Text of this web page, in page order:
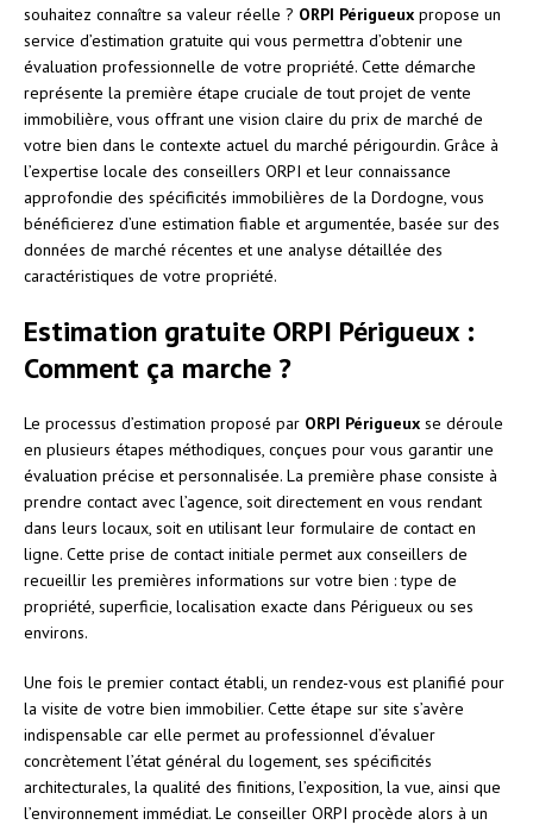
souhaitez connaître sa valeur réelle ? ORPI Périgueux propose un
service d’estimation gratuite qui vous permettra d’obtenir une
évaluation professionnelle de votre propriété. Cette démarche
représente la première étape cruciale de tout projet de vente
immobilière, vous offrant une vision claire du prix de marché de
votre bien dans le contexte actuel du marché périgourdin. Grâce à
l’expertise locale des conseillers ORPI et leur connaissance
approfondie des spécificités immobilières de la Dordogne, vous
bénéficierez d’une estimation fiable et argumentée, basée sur des
données de marché récentes et une analyse détaillée des
caractéristiques de votre propriété.
Estimation gratuite ORPI Périgueux :
Comment ça marche ?
Le processus d’estimation proposé par ORPI Périgueux se déroule
en plusieurs étapes méthodiques, conçues pour vous garantir une
évaluation précise et personnalisée. La première phase consiste à
prendre contact avec l’agence, soit directement en vous rendant
dans leurs locaux, soit en utilisant leur formulaire de contact en
ligne. Cette prise de contact initiale permet aux conseillers de
recueillir les premières informations sur votre bien : type de
propriété, superficie, localisation exacte dans Périgueux ou ses
environs.
Une fois le premier contact établi, un rendez-vous est planifié pour
la visite de votre bien immobilier. Cette étape sur site s’avère
indispensable car elle permet au professionnel d’évaluer
concrètement l’état général du logement, ses spécificités
architecturales, la qualité des finitions, l’exposition, la vue, ainsi que
l’environnement immédiat. Le conseiller ORPI procède alors à un